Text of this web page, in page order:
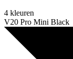
4 kleuren
V20 Pro Mini Black